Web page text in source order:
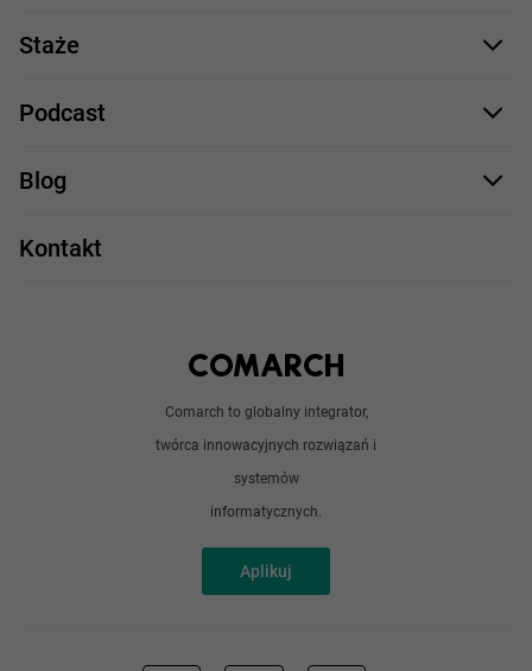
Comarch to globalny integrator,
twórca innowacyjnych rozwiązań i
systemów
informatycznych.
Aplikuj
Profile zawodowe
Formularz aplikacyjny
.NET
C++
Doświadczeni programiści
Staże
Staże IT
Podcast
Comarch Careers
Blog
Praca w IT
Kontakt